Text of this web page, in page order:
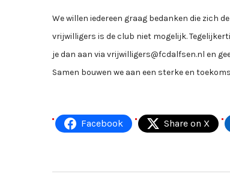
We willen iedereen graag bedanken die zich
vrijwilligers is de club niet mogelijk.
je dan aan via vrijwilligers@fcdalfsen.nl en
Samen bouwen we aan een sterke en
Facebook Share on X